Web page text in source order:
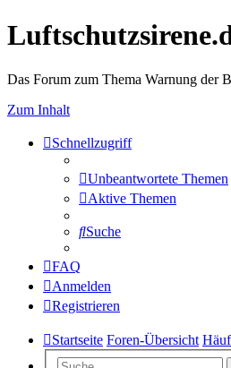
Das Forum zum Thema Warnung der
Zum Inhalt
Schnellzugriff
Unbeantwortete Themen
Aktive Themen
Suche
FAQ
Anmelden
Registrieren
Startseite Foren-Übersicht